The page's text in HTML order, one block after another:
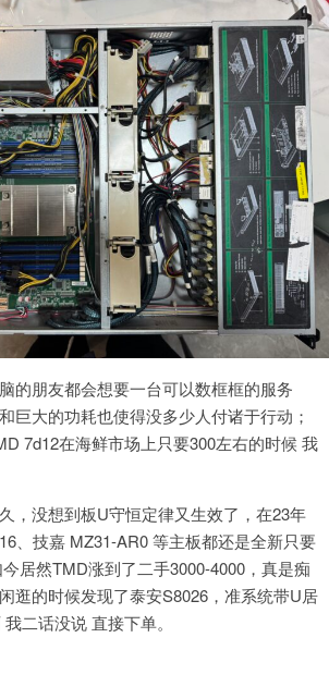
的朋友都会想要一台可以数框框的服务
巨大的功耗也使得没多少人付诸于行动；
7d12在海鲜市场上只要300左右的时候 我
，没想到板U守恒定律又生效了，在23年
、技嘉 MZ31-AR0 等主板都还是全新只要
居然TMD涨到了二手3000-4000，真是痴
逛的时候发现了泰安S8026，准系统带U居
二话没说 直接下单。